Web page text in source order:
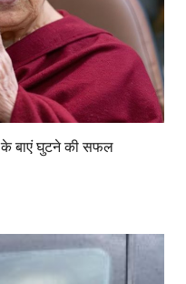
के बाएं घुटने की सफल